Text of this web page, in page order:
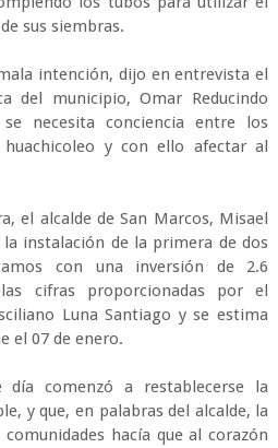
sus siembras.
intención, dijo en entrevista el
del municipio, Omar Reducindo
necesita conciencia entre los
y con ello afectar al
el alcalde de San Marcos, Misael
instalación de la primera de dos
con una inversión de 2.6
cifras proporcionadas por el
Luna Santiago y se estima
el 07 de enero.
día comenzó a restablecerse la
y que, en palabras del alcalde, la
hacía que al corazón